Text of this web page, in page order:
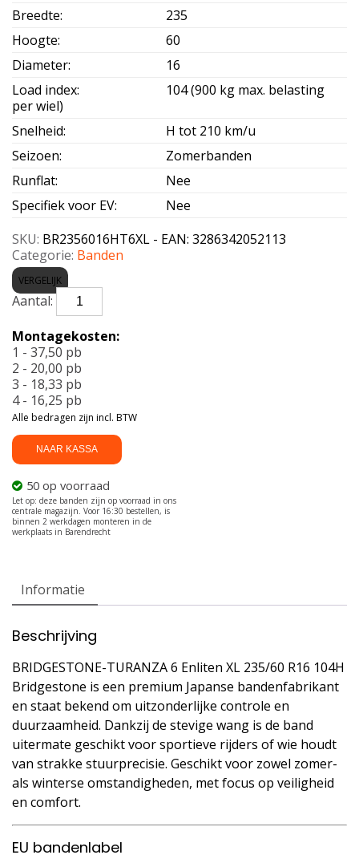
Breedte:
235
Hoogte:
60
Diameter:
16
Load index:
104 (900 kg max. belasting
per wiel)
Snelheid:
H tot 210 km/u
Seizoen:
Zomerbanden
Runflat:
Nee
Specifiek voor EV:
Nee
SKU: BR2356016HT6XL - EAN: 3286342052113
Categorie: Banden
VERGELIJK
BRIDGESTONE-
TURANZA
Enliten
XL
235/60
R16
104H
aantal
NAAR KASSA
50 op voorraad
Montagekosten:
1 - 37,50 pb
2 - 20,00 pb
3 - 18,33 pb
4 - 16,25 pb
Alle bedragen zijn incl. BTW
Informatie
Beschrijving
BRIDGESTONE-TURANZA 6 Enliten XL 235/60 R16 104H
Bridgestone is een premium Japanse bandenfabrikant
en staat bekend om uitzonderlijke controle en
duurzaamheid. Dankzij de stevige wang is de band
uitermate geschikt voor sportieve rijders of wie houdt
van strakke stuurprecisie. Geschikt voor zowel zomer-
als winterse omstandigheden, met focus op veiligheid
en comfort.
EU bandenlabel